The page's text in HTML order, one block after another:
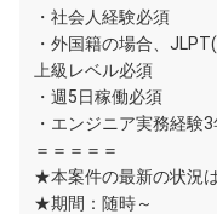
・社会人経験必須
・外国籍の場合、
上級レベル必須
・週5日稼働必須
・エンジニア実務経験
＝＝＝＝＝
★本案件の最新の状況
★期間：随時～